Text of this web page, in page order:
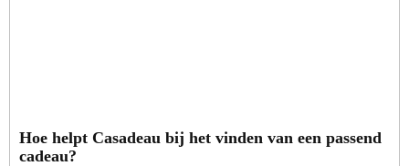
Hoe helpt Casadeau bij het vinden van een passend
cadeau?